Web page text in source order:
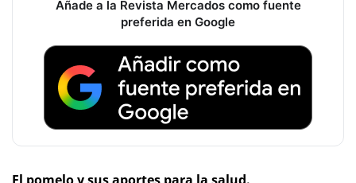
Añade a la Revista Mercados como fuente
preferida en Google